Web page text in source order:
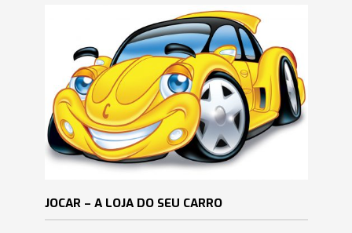
JOCAR – A LOJA DO SEU CARRO